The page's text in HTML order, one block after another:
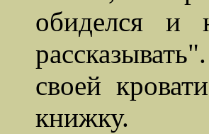
обиделся и
своей
книжку.